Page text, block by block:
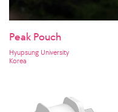
Peak Pouch
Hyupsung University
Korea